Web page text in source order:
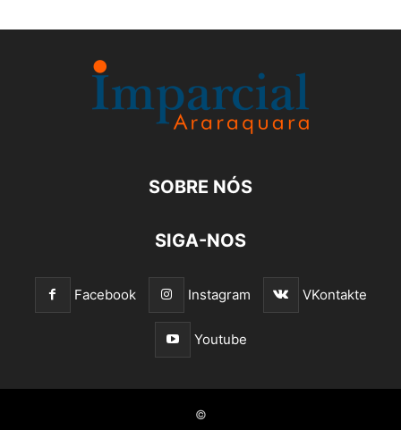
SOBRE NÓS
SIGA-NOS
Facebook Instagram VKontakte
Youtube
©